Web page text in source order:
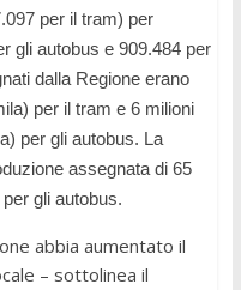
per il tram) per
gli autobus e 909.484 per
dalla Regione erano
per il tram e 6 milioni
per gli autobus. La
assegnata di 65
gli autobus.
abbia aumentato il
– sottolinea il